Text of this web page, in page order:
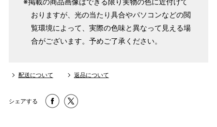
※掲載の商品画像はできる限り実物の色に近付けて
おりますが、光の当たり具合やパソコンなどの閲
覧環境によって、実際の色味と異なって見える場
合がございます。予めご了承ください。
配送について 返品について
シェアする